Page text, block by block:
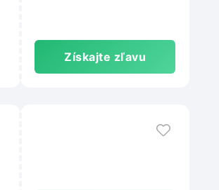
Získajte zľavu